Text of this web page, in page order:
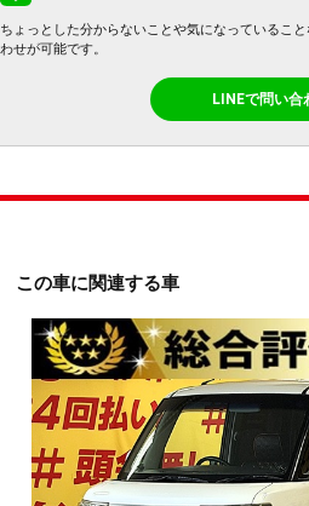
ちょっとした分からないことや気になっているこ
わせが可能です。
LINEで問い合
この車に関連する車